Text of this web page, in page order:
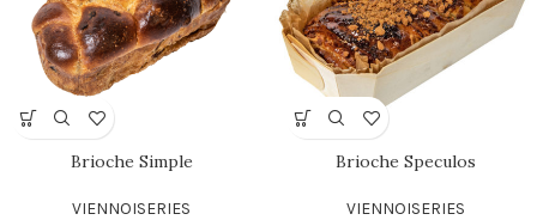
Brioche Simple
VIENNOISERIES
Brioche Speculos
VIENNOISERIES